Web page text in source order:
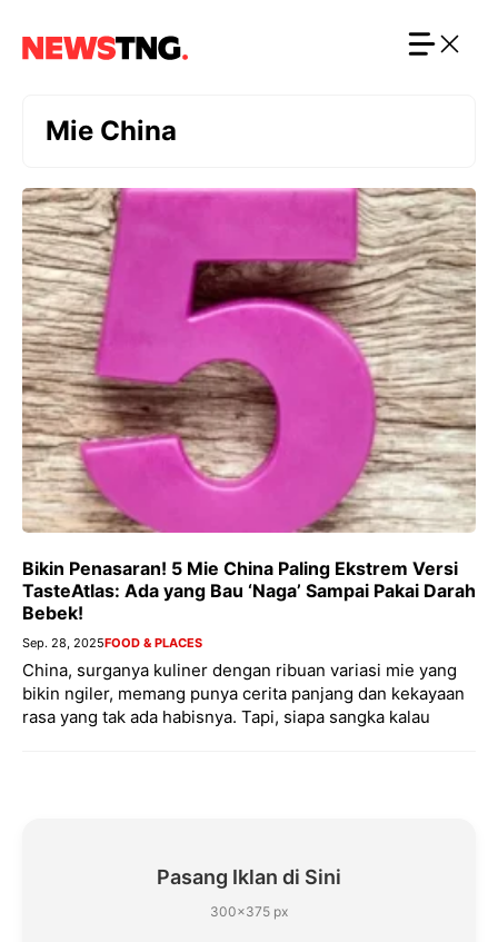
Mie China
Bikin Penasaran! 5 Mie China Paling Ekstrem Versi
TasteAtlas: Ada yang Bau ‘Naga’ Sampai Pakai Darah
Bebek!
Sep. 28, 2025FOOD & PLACES
China, surganya kuliner dengan ribuan variasi mie yang
bikin ngiler, memang punya cerita panjang dan kekayaan
rasa yang tak ada habisnya. Tapi, siapa sangka kalau
Pasang Iklan di Sini
300×375 px